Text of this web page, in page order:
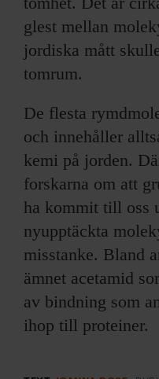
glest mellan
jordiska mått
tomrum.
De flesta
och innehåller
kemi på jorden.
forskarna om att
ha kommit till oss
nyupptäckta
misstanke. Bland
ämnet acetamid
av bindning som
ihop till proteiner.